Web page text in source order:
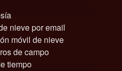
nieve por email
móvil de nieve
de campo
tiempo